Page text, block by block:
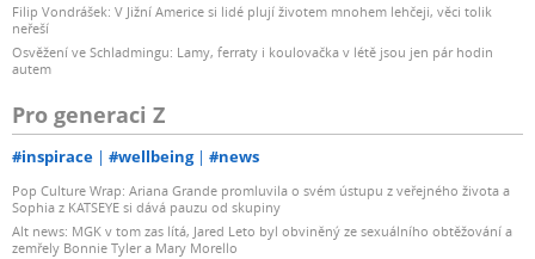
Filip Vondrášek: V Jižní Americe si lidé plují životem mnohem lehčeji, věci tolik
neřeší
Osvěžení ve Schladmingu: Lamy, ferraty i koulovačka v létě jsou jen pár hodin
autem
Pro generaci Z
#inspirace #wellbeing #news
Pop Culture Wrap: Ariana Grande promluvila o svém ústupu z veřejného života a
Sophia z KATSEYE si dává pauzu od skupiny
Alt news: MGK v tom zas lítá, Jared Leto byl obviněný ze sexuálního obtěžování a
zemřely Bonnie Tyler a Mary Morello